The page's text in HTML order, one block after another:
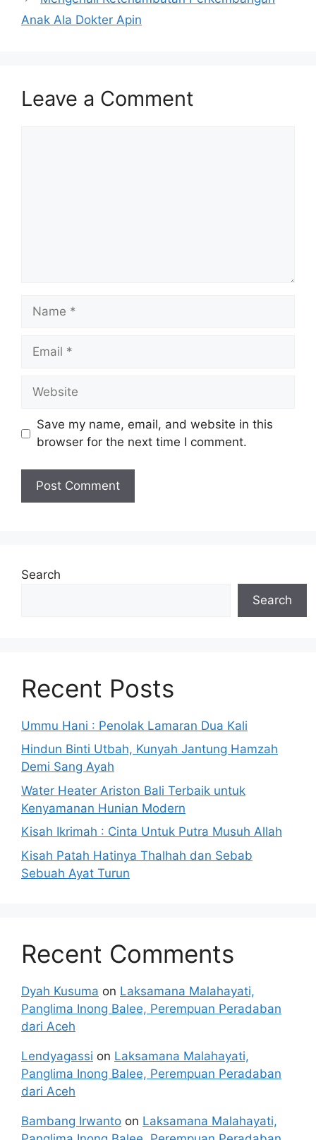
Anak Ala Dokter Apin
Leave a Comment
Name
Email
Website
Save my name, email, and website in this
browser for the next time I comment.
Search
Search
Recent Posts
Ummu Hani : Penolak Lamaran Dua Kali
Hindun Binti Utbah, Kunyah Jantung Hamzah
Demi Sang Ayah
Water Heater Ariston Bali Terbaik untuk
Kenyamanan Hunian Modern
Kisah Ikrimah : Cinta Untuk Putra Musuh Allah
Kisah Patah Hatinya Thalhah dan Sebab
Sebuah Ayat Turun
Recent Comments
Dyah Kusuma on Laksamana Malahayati,
Panglima Inong Balee, Perempuan Peradaban
dari Aceh
Lendyagassi on Laksamana Malahayati,
Panglima Inong Balee, Perempuan Peradaban
dari Aceh
Bambang Irwanto on Laksamana Malahayati,